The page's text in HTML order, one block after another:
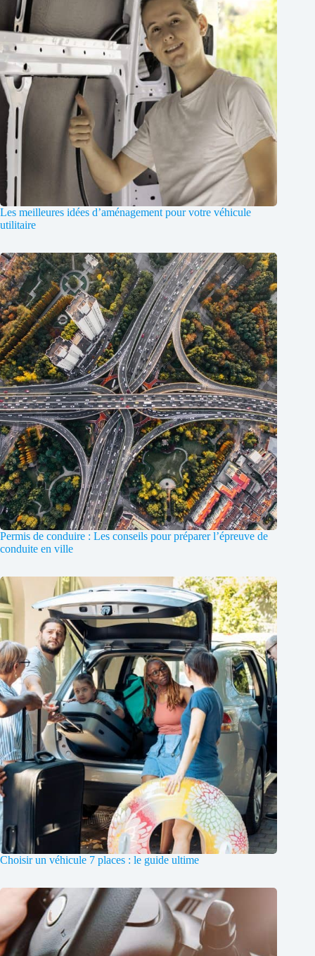
Les meilleures idées d’aménagement pour votre véhicule
utilitaire
Permis de conduire : Les conseils pour préparer l’épreuve de
conduite en ville
Choisir un véhicule 7 places : le guide ultime